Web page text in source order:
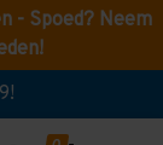
- Spoed? Neem